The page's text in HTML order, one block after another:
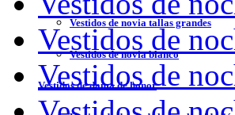
Vestidos de novia tallas grandes
Vestidos de novia blanco
Vestidos de dama de honor
Vestidos de
Vestidos de